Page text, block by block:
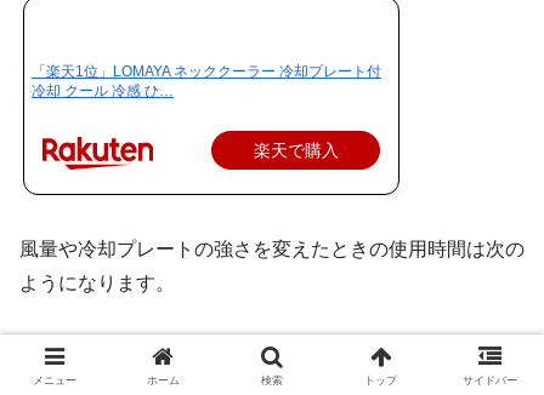
「楽天1位」LOMAYA ネッククーラー 冷却プレート付
冷却 クール 冷感 ひ…
楽天で購入
風量や冷却プレートの強さを変えたときの使用時間は次の
ようになります。
メニュー ホーム 検索 トップ サイドバー